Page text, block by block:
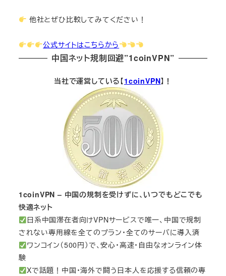
他社とぜひ比較してみてください！
公式サイトはこちらから
中国ネット規制回避”1coinVPN”
当社で運営している【1coinVPN】！
1coinVPN – 中国の規制を受けずに、いつでもどこでも
快適ネット
日系中国滞在者向けVPNサービスで唯一、中国で規制
されない専用線を全てのプラン・全てのサーバに導入済
ワンコイン（500円）で、安心・高速・自由なオンライン体
験
Xで話題！中国・海外で闘う日本人を応援する信頼の専